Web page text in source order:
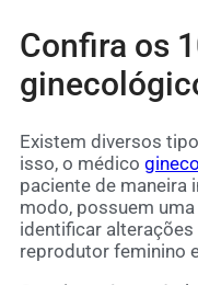
Confira os
Existem diversos
isso, o médico
paciente de maneira
modo, possuem
identificar
reprodutor feminino